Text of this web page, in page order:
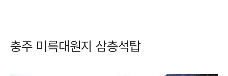
충주 미륵대원지 삼층석탑